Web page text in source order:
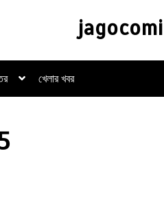
খেলার খবর